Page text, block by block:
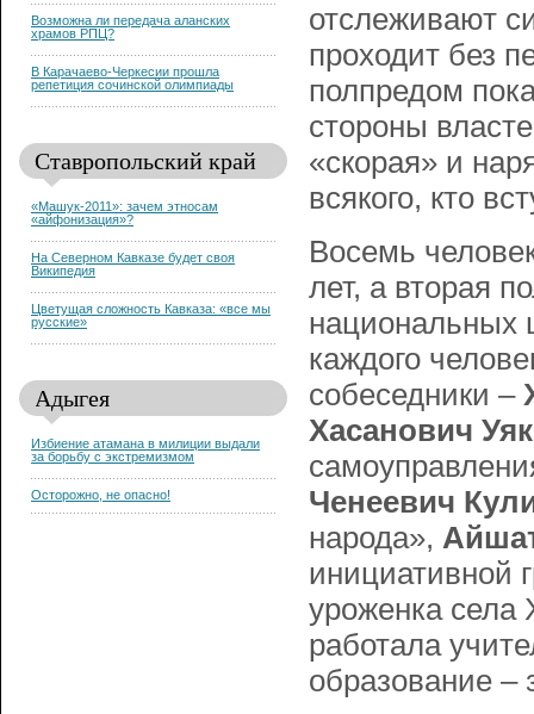
Возможна ли передача аланских
храмов РПЦ?
В Карачаево-Черкесии прошла
репетиция сочинской олимпиады
Ставропольский край
«Машук-2011»: зачем этносам
«айфонизация»?
На Северном Кавказе будет своя
Википедия
Цветущая сложность Кавказа: «все мы
русские»
Адыгея
Избиение атамана в милиции выдали
за борьбу с экстремизмом
Осторожно, не опасно!
отслеживают
проходит без
полпредом
стороны
«скорая» и
всякого, кто
Восемь
лет, а вторая
национальных
каждого
собеседники –
Хасанович
Ченеевич
народа»,
инициативной
уроженка села
работала
образование –